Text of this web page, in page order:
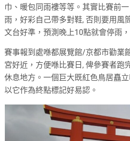
巾、暖包同雨褸等等。其實比賽前
雨，好彩自己帶多對鞋, 否則要用風
文台好準，預測晚上10點就會停雨
賽事報到處喺都展覽館/京都市勸業
宮好近，方便喺比賽日 ,俾參賽者跑
休息地方。一個巨大既紅色鳥居矗
以它作為終點標記好易認。